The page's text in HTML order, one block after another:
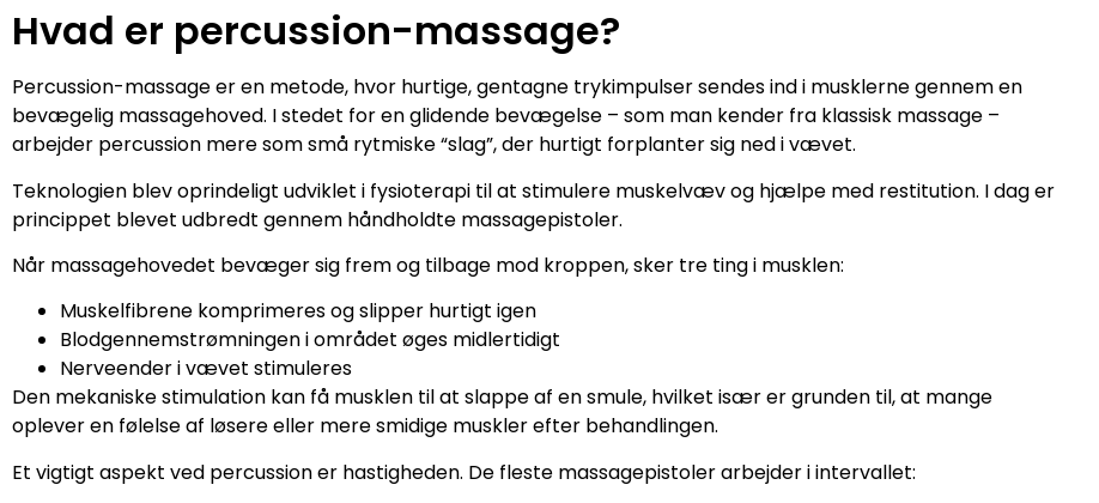
Hvad er percussion-massage?
Percussion-massage er en metode, hvor hurtige, gentagne trykimpulser sendes ind i musklerne gennem en
bevægelig massagehoved. I stedet for en glidende bevægelse – som man kender fra klassisk massage –
arbejder percussion mere som små rytmiske “slag”, der hurtigt forplanter sig ned i vævet.
Teknologien blev oprindeligt udviklet i fysioterapi til at stimulere muskelvæv og hjælpe med restitution. I dag er
princippet blevet udbredt gennem håndholdte massagepistoler.
Når massagehovedet bevæger sig frem og tilbage mod kroppen, sker tre ting i musklen:
Muskelfibrene komprimeres og slipper hurtigt igen
Blodgennemstrømningen i området øges midlertidigt
Nerveender i vævet stimuleres
Den mekaniske stimulation kan få musklen til at slappe af en smule, hvilket især er grunden til, at mange
oplever en følelse af løsere eller mere smidige muskler efter behandlingen.
Et vigtigt aspekt ved percussion er hastigheden. De fleste massagepistoler arbejder i intervallet: